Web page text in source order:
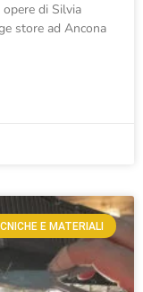
di Silvia
store ad Ancona
E MATERIALI